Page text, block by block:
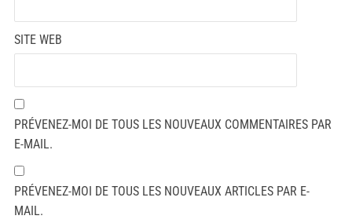
SITE WEB
PRÉVENEZ-MOI DE TOUS LES NOUVEAUX COMMENTAIRES PAR
E-MAIL.
PRÉVENEZ-MOI DE TOUS LES NOUVEAUX ARTICLES PAR E-
MAIL.